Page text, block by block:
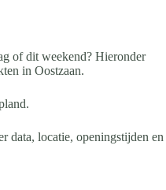
of dit weekend? Hieronder
in Oostzaan.
data, locatie, openingstijden en